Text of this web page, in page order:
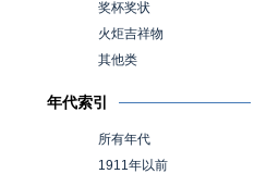
奖杯奖状
火炬吉祥物
其他类
年代索引
所有年代
1911年以前